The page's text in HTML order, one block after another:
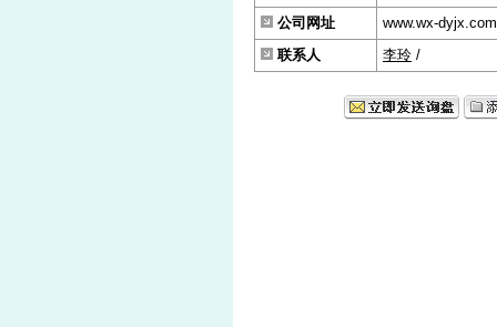
公司网址
www.wx-dyjx.com
联系人
李玲 /